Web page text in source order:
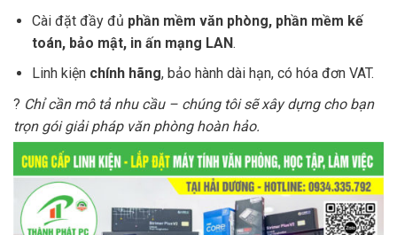
Cài đặt đầy đủ phần mềm văn phòng, phần mềm kế
toán, bảo mật, in ấn mạng LAN.
Linh kiện chính hãng, bảo hành dài hạn, có hóa đơn VAT.
? Chỉ cần mô tả nhu cầu – chúng tôi sẽ xây dựng cho bạn
trọn gói giải pháp văn phòng hoàn hảo.